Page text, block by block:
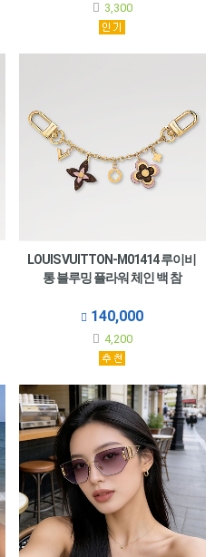
3,300
LOUIS VUITTON-M01414 루이비
통 블루밍 플라워 체인 백 참
140,000
4,200